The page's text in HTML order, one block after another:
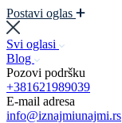
Postavi oglas
Svi oglasi
Blog
Pozovi podršku
+381621989039
E-mail adresa
info@iznajmiunajmi.rs